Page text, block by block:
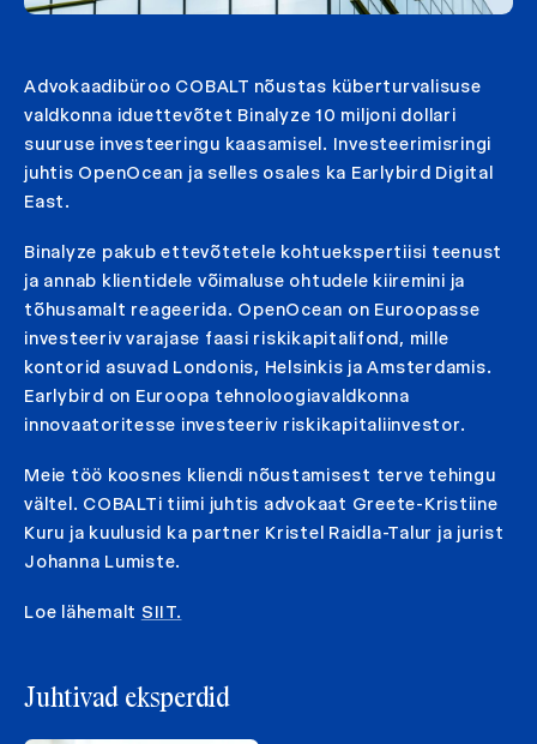
Advokaadibüroo COBALT nõustas küberturvalisuse
valdkonna iduettevõtet Binalyze 10 miljoni dollari
suuruse investeeringu kaasamisel. Investeerimisringi
juhtis OpenOcean ja selles osales ka Earlybird Digital
East.
Binalyze pakub ettevõtetele kohtuekspertiisi teenust
ja annab klientidele võimaluse ohtudele kiiremini ja
tõhusamalt reageerida. OpenOcean on Euroopasse
investeeriv varajase faasi riskikapitalifond, mille
kontorid asuvad Londonis, Helsinkis ja Amsterdamis.
Earlybird on Euroopa tehnoloogiavaldkonna
innovaatoritesse investeeriv riskikapitaliinvestor.
Meie töö koosnes kliendi nõustamisest terve tehingu
vältel. COBALTi tiimi juhtis advokaat Greete-Kristiine
Kuru ja kuulusid ka partner Kristel Raidla-Talur ja jurist
Johanna Lumiste.
Loe lähemalt SIIT.
Juhtivad eksperdid